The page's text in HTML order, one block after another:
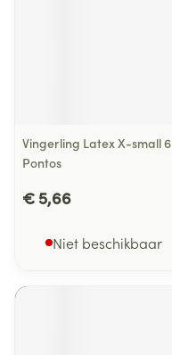
Vingerling Latex X-small 6
Pontos
€ 5,66
Niet beschikbaar